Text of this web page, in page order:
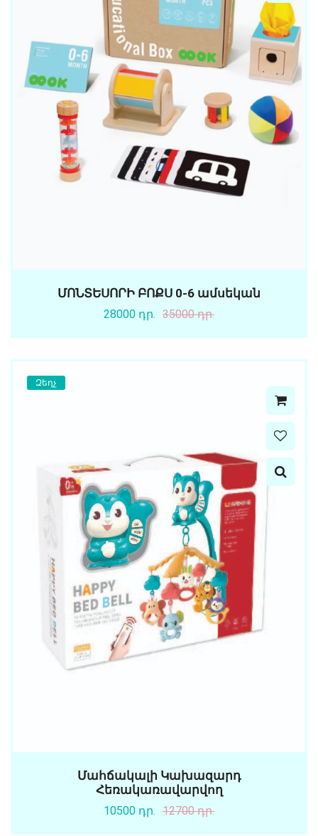
ՄՈՆՏԵՍՈՐԻ ԲՈՔՍ 0-6 ամսեկան
28000 դր. 35000 դր.
Զեղչ
Մահճակալի Կախազարդ
Հեռակառավարվող
10500 դր. 12700 դր.